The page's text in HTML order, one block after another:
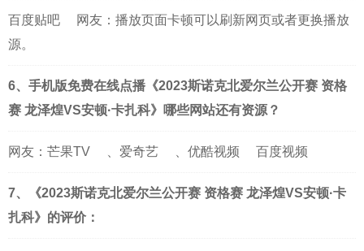
百度贴吧
网友：播放页面卡顿可以刷新网页或者更换播放
源。
6、手机版免费在线点播《2023斯诺克北爱尔兰公开赛 资格
赛 龙泽煌VS安顿·卡扎科》哪些网站还有资源？
网友： 芒果TV 、 爱奇艺 、 优酷视频 百度视频
7、《2023斯诺克北爱尔兰公开赛 资格赛 龙泽煌VS安顿·卡
扎科》的评价：